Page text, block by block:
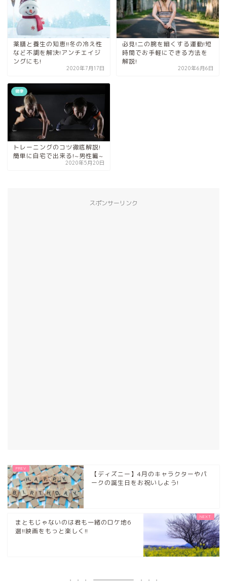
薬膳と養生の知恵!!冬の冷え性
など不調を解決!アンチエイジ
ングにも!
2020年7月17日
必見!二の腕を細くする運動!短
時間でお手軽にできる方法を
解説!
2020年6月6日
健康
トレーニングのコツ徹底解説!
簡単に自宅で出来る!~男性編~
2020年5月20日
スポンサーリンク
【ディズニー】4月のキャラクターやパ
ークの誕生日をお祝いしよう!
まともじゃないのは君も一緒のロケ地6
選!!映画をもっと楽しく!!